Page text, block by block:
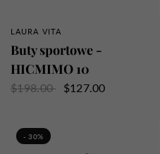
SZYBKI PRZEGLĄD
LAURA VITA
Buty sportowe -
HICMIMO 10
$198.00 $127.00
- 30%